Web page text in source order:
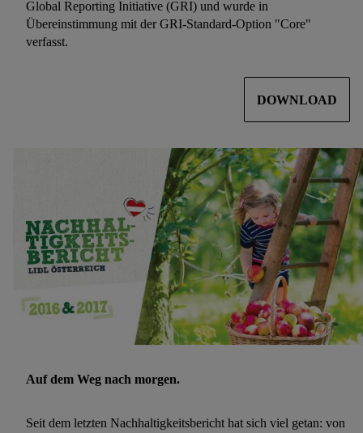
Global Reporting Initiative (GRI) und wurde in
Übereinstimmung mit der GRI-Standard-Option "Core"
verfasst.
DOWNLOAD
Auf dem Weg nach morgen.
Seit dem letzten Nachhaltigkeitsbericht hat sich viel getan: von